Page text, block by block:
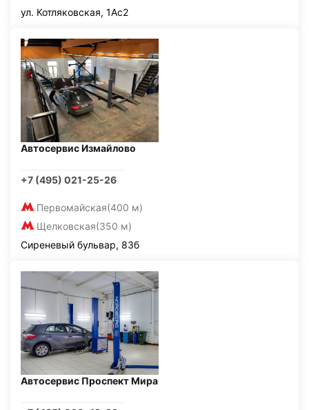
ул. Котляковская, 1Ас2
Автосервис Измайлово
+7 (495) 021-25-26
Первомайская(400 м)
Щелковская(350 м)
Сиреневый бульвар, 83б
Автосервис Проспект Мира